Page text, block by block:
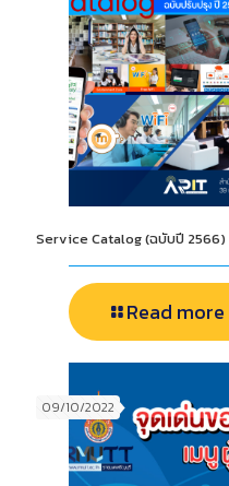
Service Catalog (ฉบับปี 2566)
Read more
09/10/2022